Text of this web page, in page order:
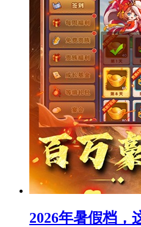
2026年暑假档，